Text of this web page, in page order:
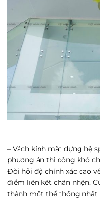
– Vách kính mặt dựng hệ
phương án thi công khó
Đòi hỏi độ chính xác cao
điểm liên kết chân nhện.
thành một thể thống nhất